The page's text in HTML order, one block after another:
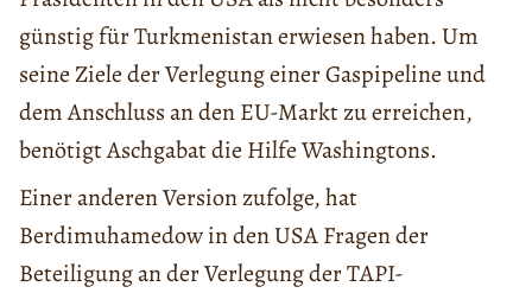
günstig für Turkmenistan erwiesen haben. Um
seine Ziele der Verlegung einer Gaspipeline und
dem Anschluss an den EU-Markt zu erreichen,
benötigt Aschgabat die Hilfe Washingtons.
Einer anderen Version zufolge, hat
Berdimuhamedow in den USA Fragen der
Beteiligung an der Verlegung der TAPI-